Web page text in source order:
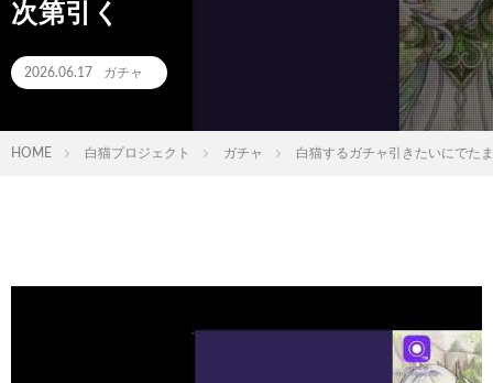
次第引く
2026.06.17 ガチャ
HOME 白猫プロジェクト ガチャ 白猫するガチャ引きたいにでた